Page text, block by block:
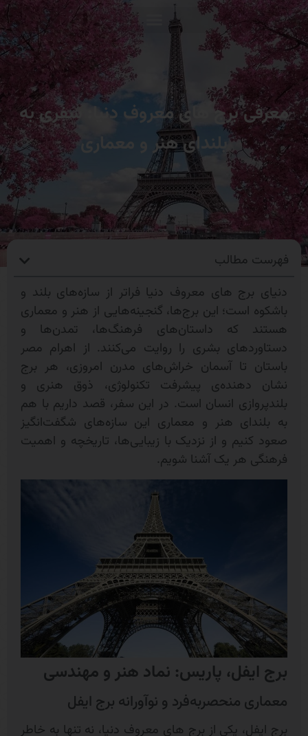
معرفی برج های معروف دنیا: سفری به
بلندای هنر و معماری
فهرست مطالب
دنیای برج های معروف دنیا فراتر از سازه‌های بلند و
باشکوه است؛ این برج‌ها، گنجینه‌هایی از هنر و معماری
هستند که داستان‌های فرهنگ‌ها، تمدن‌ها و
دستاوردهای بشری را روایت می‌کنند. از اهرام مصر
باستان تا آسمان‌ خراش‌های مدرن امروزی، هر برج
نشان‌ دهنده‌ی پیشرفت تکنولوژی، ذوق هنری و
بلندپروازی انسان است. در این سفر، قصد داریم با هم
به بلندای هنر و معماری این سازه‌های شگفت‌انگیز
صعود کنیم و از نزدیک با زیبایی‌ها، تاریخچه و اهمیت
فرهنگی هر یک آشنا شویم.
برج ایفل، پاریس: نماد هنر و مهندسی
معماری منحصربه‌فرد و نوآورانه برج ایفل
برج ایفل، یکی از برج های معروف دنیا، نه تنها به خاطر